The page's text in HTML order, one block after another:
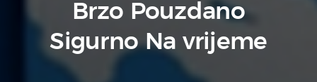
Brzo Pouzdano
SigurnoNa vrijeme